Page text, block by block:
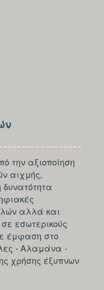
την αξιοποίηση
αιχμής,
αλλά και
εσωτερικούς
έμφαση στο
- Αλαμάνα -
χρήσης έξυπνων